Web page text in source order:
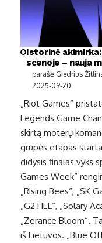
Istorinė
scenoje – nauja
parašė Giedrius
2025-09-20
„Riot Games“
Legends Game
skirtą moterų
grupės etapas
didysis finalas vyks
Games Week“
„Rising Bees“, „SK
„G2 HEL“, „Solary
„Zerance Bloom“.
iš Lietuvos. „Blue